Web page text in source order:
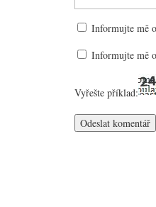
Informujte mě
Informujte mě
Vyřešte příklad: